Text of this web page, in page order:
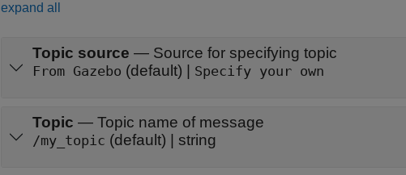
expand all
Topic source — Source for specifying topic
From Gazebo (default) | Specify your own
Topic — Topic name of message
/my_topic (default) | string